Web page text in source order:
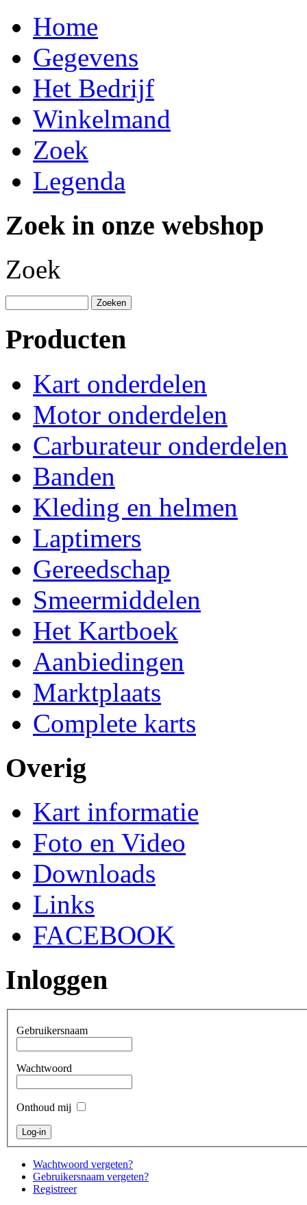
Home
Gegevens
Het Bedrijf
Winkelmand
Zoek
Legenda
Zoek in onze webshop
Zoek
Producten
Kart onderdelen
Motor onderdelen
Carburateur onderdelen
Banden
Kleding en helmen
Laptimers
Gereedschap
Smeermiddelen
Het Kartboek
Aanbiedingen
Marktplaats
Complete karts
Overig
Kart informatie
Foto en Video
Downloads
Links
FACEBOOK
Inloggen
Gebruikersnaam
Wachtwoord
Onthoud mij
Wachtwoord vergeten?
Gebruikersnaam vergeten?
Registreer